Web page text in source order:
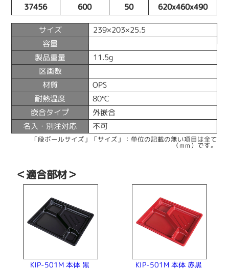
37456 600 50 620x460x490
サイズ 239×203×25.5
容量
製品重量 11.5g
区画数
材質 OPS
耐熱温度 80℃
嵌合タイプ 外嵌合
名入・別注対応 不可
「段ボールサイズ」「サイズ」：単位の記載の無い項目は全て
（mm）です。
＜適合部材＞
KIP-501M 本体 黒 KIP-501M 本体 赤黒